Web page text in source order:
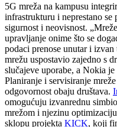
5G mreža na kampusu
infrastrukturu i neprestano se
sigurnost i neovisnost.
upravljanje onime što se
podaci prenose unutar i
mrežu uspostavio zajedno s
slučajeve uporabe, a Nokia
Planiranje i servisiranje
odgovornost obaju društava.
omogućuju izvanrednu
mrežom i njezinu
sklopu projekta KICK, koji